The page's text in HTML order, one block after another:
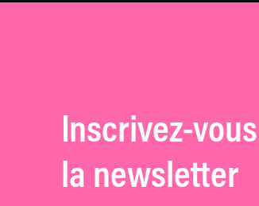
Inscrivez-
la newsletter